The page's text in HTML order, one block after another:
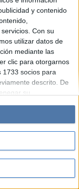
y contenido
Con su
utilizar datos de
mediante las
clic para otorgarnos
1733 socios para
descrito. De
su
consentimiento.
de sus datos
pero usted
Sus
en cualquier
5346433